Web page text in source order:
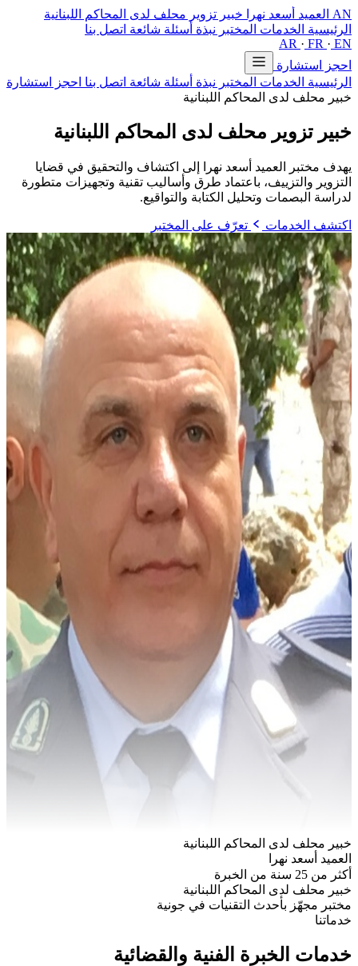
AN العميد أسعد نهرا خبير تزوير محلف لدى المحاكم اللبنانية
الرئيسية الخدمات المختبر نبذة أسئلة شائعة اتصل بنا
AR · FR · EN
احجز استشارة
الرئيسية الخدمات المختبر نبذة أسئلة شائعة اتصل بنا احجز استشارة
خبير محلف لدى المحاكم اللبنانية
خبير تزوير محلف لدى المحاكم اللبنانية
يهدف مختبر العميد أسعد نهرا إلى اكتشاف والتحقيق في قضايا
التزوير والتزييف، باعتماد طرق وأساليب تقنية وتجهيزات متطورة
لدراسة البصمات وتحليل الكتابة والتواقيع.
اكتشف الخدمات تعرّف على المختبر
خبير محلف لدى المحاكم اللبنانية
العميد أسعد نهرا
أكثر من 25 سنة من الخبرة
خبير محلف لدى المحاكم اللبنانية
مختبر مجهّز بأحدث التقنيات في جونية
خدماتنا
خدمات الخبرة الفنية والقضائية